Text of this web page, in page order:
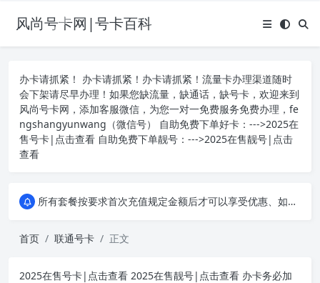
风尚号卡网|号卡百科
办卡请抓紧！ 办卡请抓紧！办卡请抓紧！流量卡办理渠道随时
会下架请尽早办理！如果您缺流量，缺通话，缺号卡，欢迎来到
风尚号卡网，添加客服微信，为您一对一免费服务免费办理，fe
ngshangyunwang（微信号） 自助免费下单好卡：--->2025在
售号卡|点击查看 自助免费下单靓号：--->2025在售靓号|点击
查看
所有套餐按要求首次充值规定金额后才可以享受优惠、如遇办卡失败，重新申请其他套餐流量卡，或申请其它运营商的手机流量卡套餐！本平台所有产品均为四大运营商、移动、联通、电信、广电正规卡，和营业厅办理的卡没有任何区别，您可以拨打人工客服或者登录线上营业厅均可查询！
首页 联通号卡 正文
2025在售号卡|点击查看 2025在售靓号|点击查看 办卡务必加